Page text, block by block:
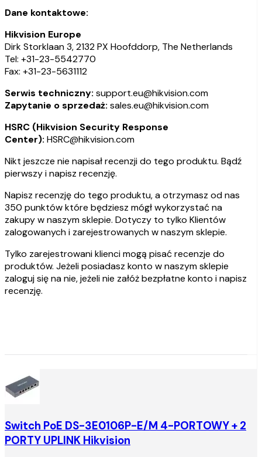
Dane kontaktowe:
Hikvision Europe
Dirk Storklaan 3, 2132 PX Hoofddorp, The Netherlands
Tel: +31-23-5542770
Fax: +31-23-5631112
Serwis techniczny: support.eu@hikvision.com
Zapytanie o sprzedaż: sales.eu@hikvision.com
HSRC (Hikvision Security Response
Center): HSRC@hikvision.com
Nikt jeszcze nie napisał recenzji do tego produktu. Bądź
pierwszy i napisz recenzję.
Napisz recenzję do tego produktu, a otrzymasz od nas
350 punktów które będziesz mógł wykorzystać na
zakupy w naszym sklepie. Dotyczy to tylko Klientów
zalogowanych i zarejestrowanych w naszym sklepie.
Tylko zarejestrowani klienci mogą pisać recenzje do
produktów. Jeżeli posiadasz konto w naszym sklepie
zaloguj się na nie, jeżeli nie załóż bezpłatne konto i napisz
recenzję.
Switch PoE DS-3E0106P-E/M 4-PORTOWY + 2
PORTY UPLINK Hikvision